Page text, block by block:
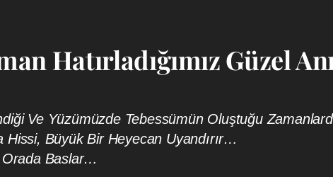
Hatırladığımız Güzel
Ve Yüzümüzde Tebessümün Oluştuğu
Hissi, Büyük Bir Heyecan Uyandırır…
Orada Baslar…